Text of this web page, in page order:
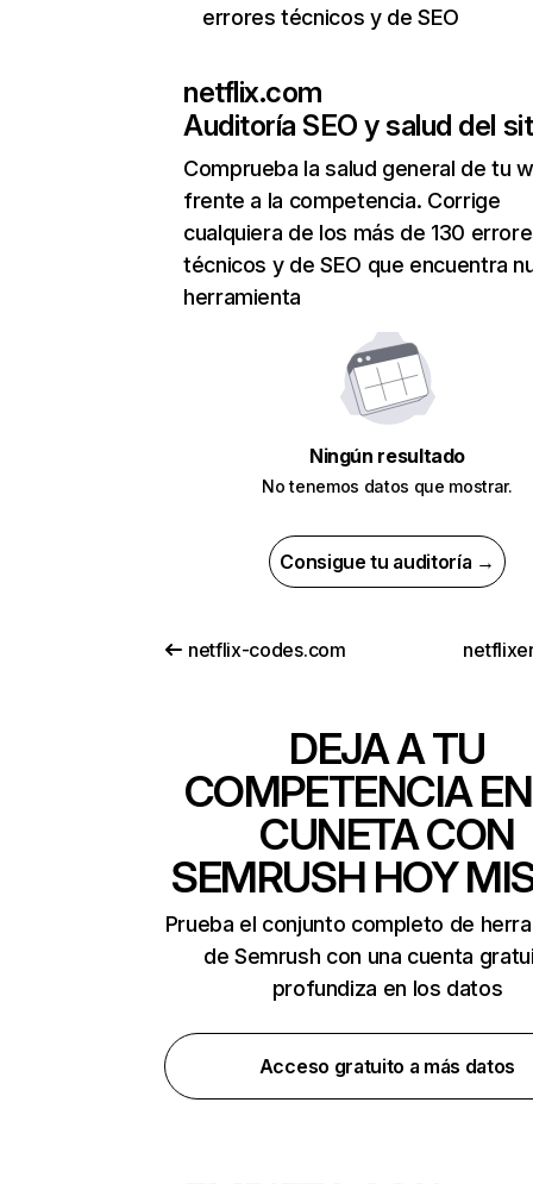
errores técnicos y de SEO
netflix.com
Auditoría SEO y salud del
Comprueba la salud general de tu
frente a la competencia. Corrige
cualquiera de los más de 130
técnicos y de SEO que encuentra
herramienta
Ningún resultado
No tenemos datos que mostrar.
Consigue tu auditoría →
netflix-codes.com
DEJA A TU
COMPETENCIA
CUNETA CON
SEMRUSH HOY
Prueba el conjunto completo de
de Semrush con una cuenta
profundiza en los datos
Acceso gratuito a más datos